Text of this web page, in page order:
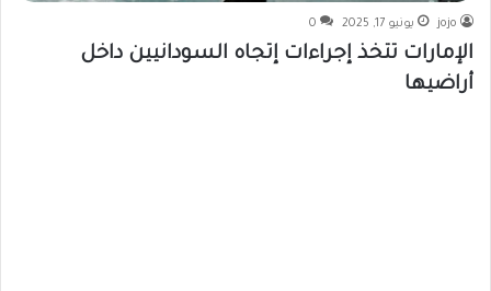
jojo يونيو 17, 2025 0
الإمارات تتخذ إجراءات إتجاه السودانيين داخل
أراضيها